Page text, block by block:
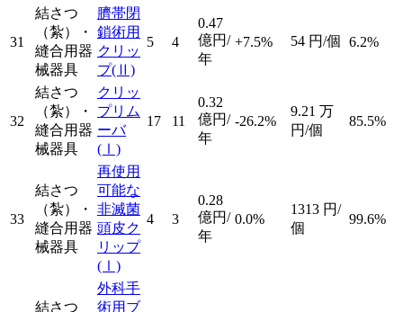
31
結さつ
（紮）・
縫合用器
械器具
臍帯閉
鎖術用
クリッ
プ(Ⅱ)
5 4
0.47
億円/
年
+7.5% 54 円/個 6.2%
32
結さつ
（紮）・
縫合用器
械器具
クリッ
プリム
ーバ
(Ⅰ)
17 11
0.32
億円/
年
-26.2%
9.21 万
円/個
85.5%
33
結さつ
（紮）・
縫合用器
械器具
再使用
可能な
非滅菌
頭皮ク
リップ
(Ⅰ)
4 3
0.28
億円/
年
0.0%
1313 円/
個
99.6%
結さつ
外科手
術用ブ